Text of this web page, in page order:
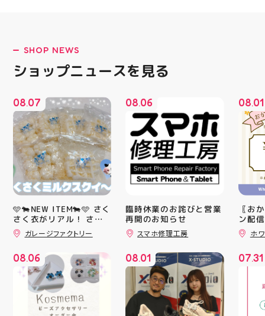
LATEST!
ピックアップニュース
SHOP NEWS
ショップニュースを見る
08.07
🩵🐄NEW ITEM🐄🩵 さく
さく衣がリアル！ さく
さくミルクスクイーズ入
荷！ クセになる感触で
大量入荷予定です お楽
しみにーっ️‍️‍️‍ #スクイーズ
#アティ郡山 #福島県 #
郡山駅前 #郡山市
ガレージファクトリー
08.06
08.06
臨時休業のお詫びと営業
再開のお知らせ
スマホ修理工房
08.01
08.01
〖お
ン配
ッパ
￥
ーポ
ース
です
りの
ので
ホ
07.31